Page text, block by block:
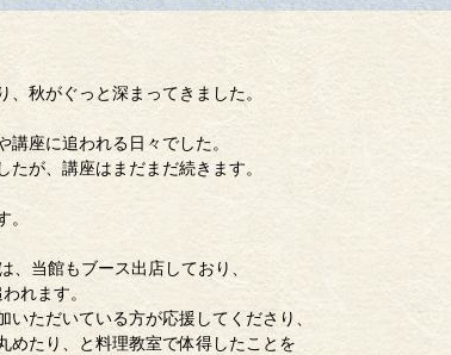
、秋がぐっと深まってきました。
講座に追われる日々でした。
たが、講座はまだまだ続きます。
、当館もブース出店しており、
れます。
いただいている方が応援してくださり、
めたり、と料理教室で体得したことを